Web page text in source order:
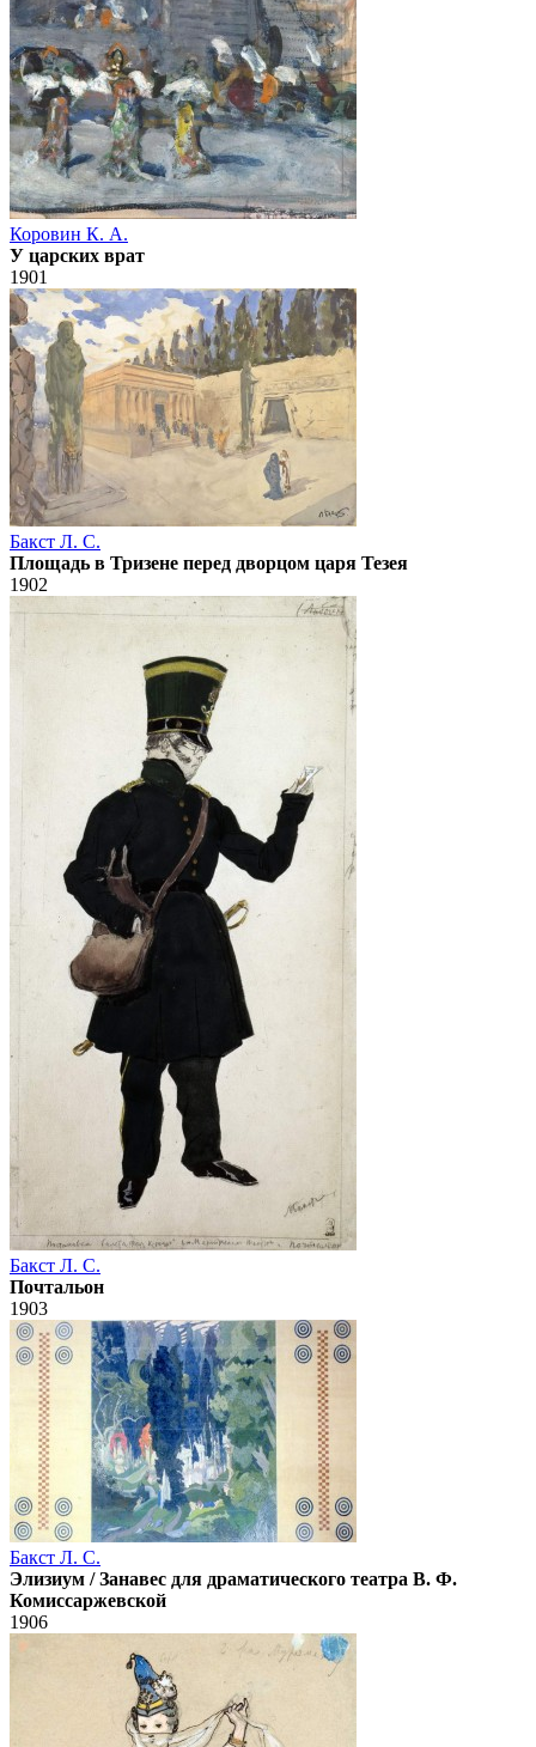
Коровин К. А.
У царских врат
1901
Бакст Л. С.
Площадь в Тризене перед дворцом царя Тезея
1902
Бакст Л. С.
Почтальон
1903
Бакст Л. С.
Элизиум / Занавес для драматического театра В. Ф.
Комиссаржевской
1906